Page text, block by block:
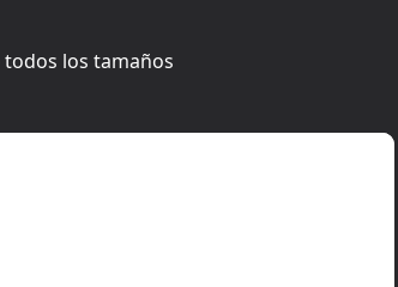
los tamaños